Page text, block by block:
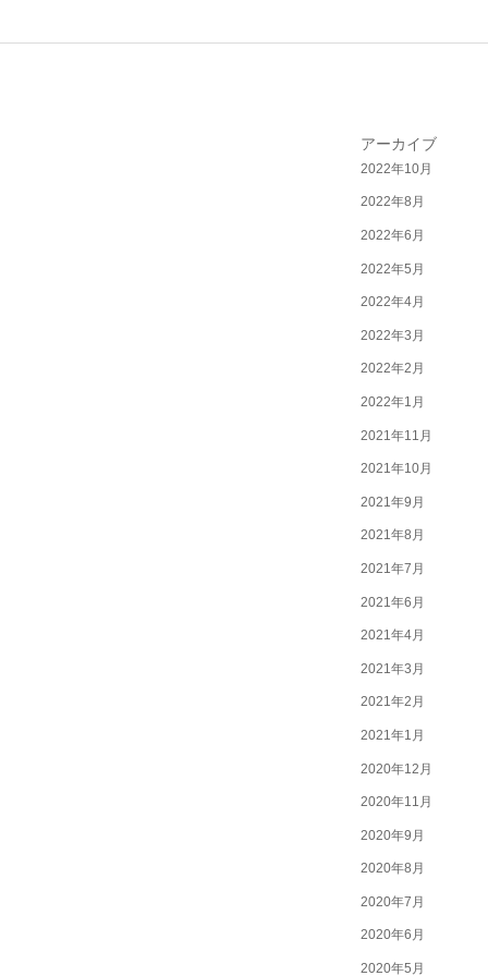
アーカイブ
2022年10月
2022年8月
2022年6月
2022年5月
2022年4月
2022年3月
2022年2月
2022年1月
2021年11月
2021年10月
2021年9月
2021年8月
2021年7月
2021年6月
2021年4月
2021年3月
2021年2月
2021年1月
2020年12月
2020年11月
2020年9月
2020年8月
2020年7月
2020年6月
2020年5月